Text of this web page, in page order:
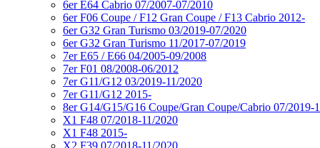
6er E64 Cabrio 07/2007-07/2010
6er F06 Coupe / F12 Gran Coupe / F13 Cabrio 2012-
6er G32 Gran Turismo 03/2019-07/2020
6er G32 Gran Turismo 11/2017-07/2019
7er E65 / E66 04/2005-09/2008
7er F01 08/2008-06/2012
7er G11/G12 03/2019-11/2020
7er G11/G12 2015-
8er G14/G15/G16 Coupe/Gran Coupe/Cabrio 07/2019-
X1 F48 07/2018-11/2020
X1 F48 2015-
X2 F39 07/2018-11/2020